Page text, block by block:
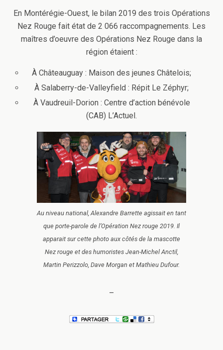
En Montérégie-Ouest, le bilan 2019 des trois Opérations
Nez Rouge fait état de 2 066 raccompagnements. Les
maîtres d’oeuvre des Opérations Nez Rouge dans la
région étaient :
À Châteauguay : Maison des jeunes Châtelois;
À Salaberry-de-Valleyfield : Répit Le Zéphyr;
À Vaudreuil-Dorion : Centre d’action bénévole
(CAB) L’Actuel.
Au niveau national, Alexandre Barrette agissait en tant
que porte-parole de l’Opération Nez rouge 2019. Il
apparait sur cette photo aux côtés de la mascotte
Nez rouge et des humoristes Jean-Michel Anctil,
Martin Perizzolo, Dave Morgan et Mathieu Dufour.
–